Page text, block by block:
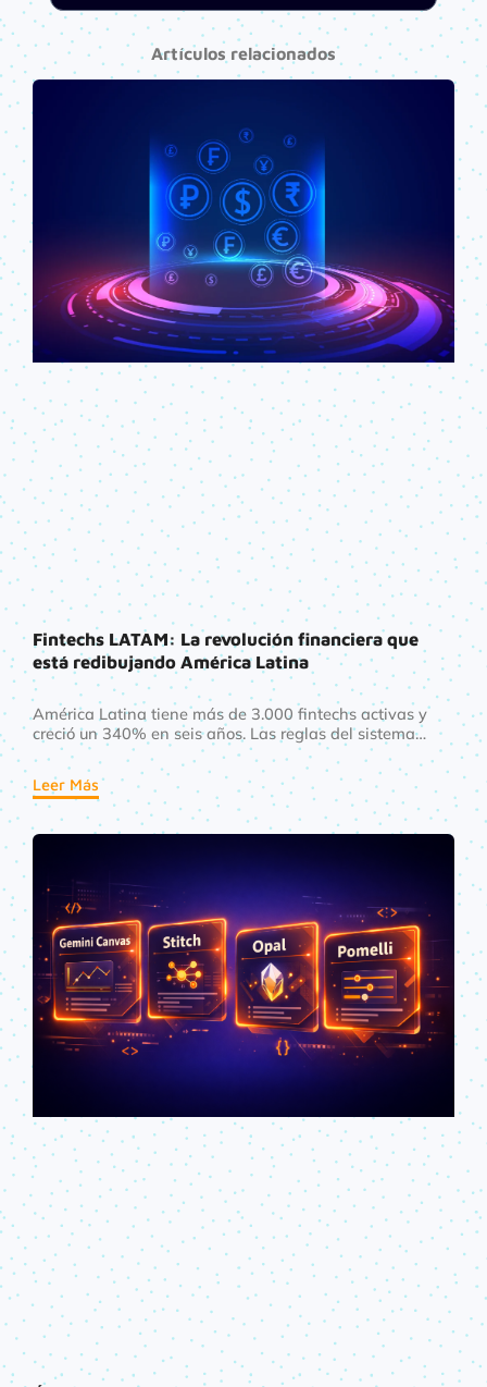
Artículos relacionados
Fintechs LATAM: La revolución financiera que
está redibujando América Latina
América Latina tiene más de 3.000 fintechs activas y
creció un 340% en seis años. Las reglas del sistema
financiero regional se están reescribiendo — y este
artículo explica quiénes lo están haciendo, cómo y hacia
dónde van. Lectura obligada para cualquier
emprendedor del sector.
Leer Más